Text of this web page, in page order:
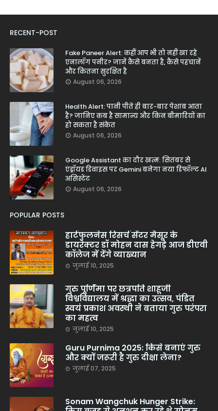
RECENT-POST
Fake Paneer Alert: कहीं आप भी तो नहीं खा रहे
एनालॉग पनीर? जानें कैसे बनता है, कैसे पहचानें
और कितना सुरक्षित है
August 06, 2026
Health Alert: पानी पीते ही बार-बार पेशाब आता
है? जानिए कब है सामान्य और किन बीमारियों का
हो सकता है संकेत
August 06, 2026
Google Assistant का दौर खत्म: सितंबर से
एंड्रॉयड डिवाइस पर Gemini बनेगा नया डिफॉल्ट AI
असिस्टेंट
August 06, 2026
POPULAR POSTS
हार्टफुलनेस रिसर्च सेंटर मैसूर के
डायरेक्टर डॉ मोहन दास हेगड़े आज डीएवी
कॉलेज में देंगे व्याख्यान
जुलाई 10, 2025
गुरु पूर्णिमा पर छत्रपति शाहूजी
विश्वविद्यालय में श्रद्धा का उत्सव, पंडित
स्वयं प्रकाश अवस्थी ने बताया गुरु परंपरा
का महत्व
जुलाई 10, 2025
Guru Purnima 2025: किसे बनाएं गुरु
और क्यों जरूरी है गुरु दीक्षा लेना?
जुलाई 07, 2025
Sonam Wangchuk Hunger Strike: